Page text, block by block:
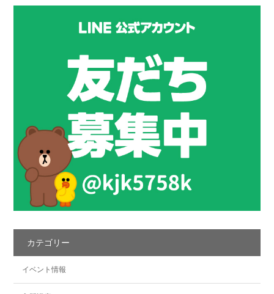
カテゴリー
イベント情報